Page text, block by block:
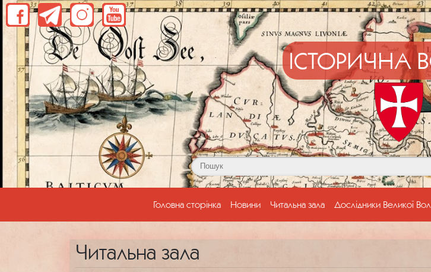
ІСТОРИЧНА
Головна сторінка(current)
Новини Читальна зала Дослідники Великої
Читальна зала